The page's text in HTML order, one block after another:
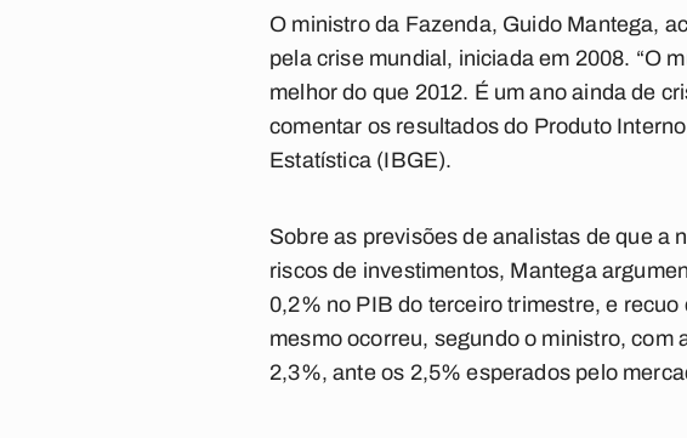
O ministro da Fazenda, Guido Mantega,
pela crise mundial, iniciada em 2008. “O
melhor do que 2012. É um ano ainda de
comentar os resultados do Produto
Estatística (IBGE).
Sobre as previsões de analistas de que a
riscos de investimentos, Mantega
0,2% no PIB do terceiro trimestre, e
mesmo ocorreu, segundo o ministro, com
2,3%, ante os 2,5% esperados pelo